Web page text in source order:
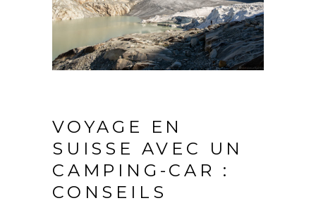
VOYAGE EN
SUISSE AVEC UN
CAMPING-CAR :
CONSEILS